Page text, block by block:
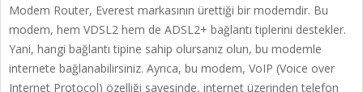
Modem Router, Everest markasının ürettiği bir modemdir. Bu
modem, hem VDSL2 hem de ADSL2+ bağlantı tiplerini destekler.
Yani, hangi bağlantı tipine sahip olursanız olun, bu modemle
internete bağlanabilirsiniz. Ayrıca, bu modem, VoIP (Voice over
Internet Protocol) özelliği sayesinde, internet üzerinden telefon